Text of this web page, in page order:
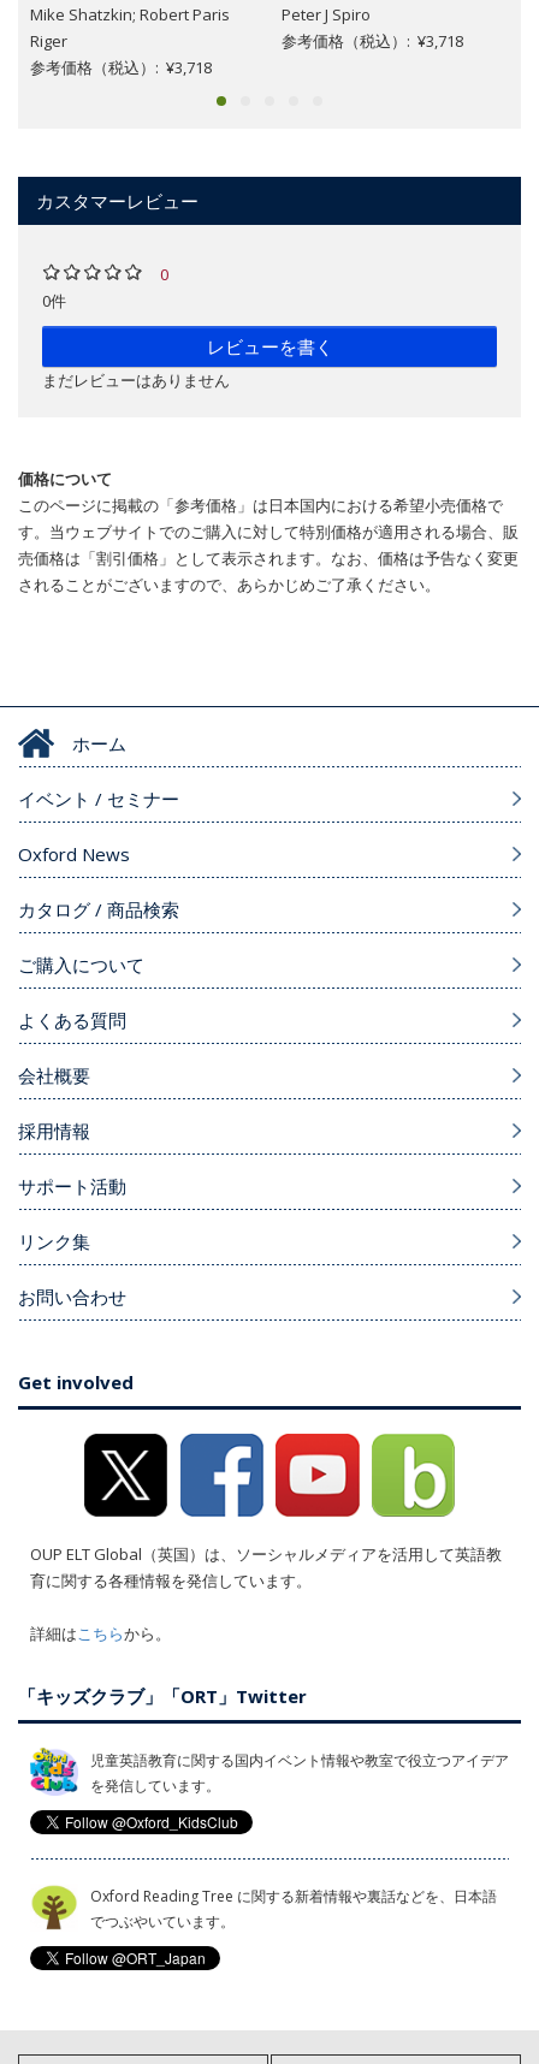
Mike Shatzkin; Robert Paris
Riger
参考価格（税込）: ¥3,718
Peter J Spiro
参考価格（税込）: ¥3,718
カスタマーレビュー
0
0件
レビューを書く
まだレビューはありません
価格について
このページに掲載の「参考価格」は日本国内における希望小売価格で
す。当ウェブサイトでのご購入に対して特別価格が適用される場合、販
売価格は「割引価格」として表示されます。なお、価格は予告なく変更
されることがございますので、あらかじめご了承ください。
ホーム
イベント / セミナー
Oxford News
カタログ / 商品検索
ご購入について
よくある質問
会社概要
採用情報
サポート活動
リンク集
お問い合わせ
Get involved
OUP ELT Global（英国）は、ソーシャルメディアを活用して英語教
育に関する各種情報を発信しています。
詳細は こちらから。
「キッズクラブ」「ORT」Twitter
児童英語教育に関する国内イベント情報や教室で役立つアイデア
を発信しています。
Oxford Reading Tree に関する新着情報や裏話などを、日本語
でつぶやいています。